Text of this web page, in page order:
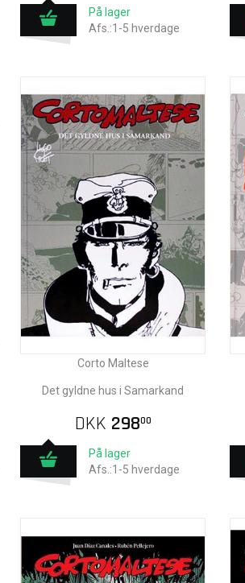
På lager
Afs.:1-5 hverdage
Corto Maltese
Det gyldne hus i Samarkand
DKK 29800
På lager
Afs.:1-5 hverdage